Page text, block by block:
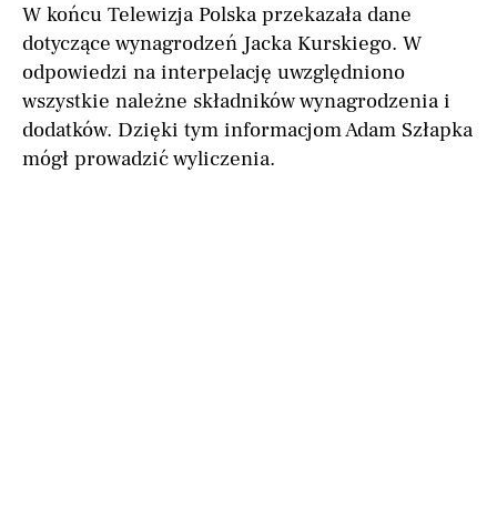
W końcu Telewizja Polska przekazała dane
dotyczące wynagrodzeń Jacka Kurskiego. W
odpowiedzi na interpelację uwzględniono
wszystkie należne składników wynagrodzenia i
dodatków. Dzięki tym informacjom Adam Szłapka
mógł prowadzić wyliczenia.